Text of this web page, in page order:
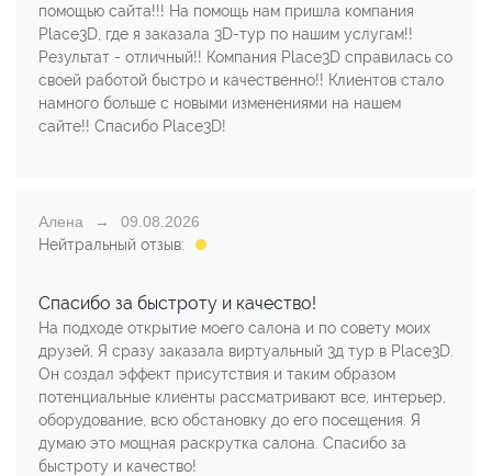
помощью сайта!!! На помощь нам пришла компания
Place3D, где я заказала 3D-тур по нашим услугам!!
Результат - отличный!! Компания Place3D справилась со
своей работой быстро и качественно!! Клиентов стало
намного больше с новыми изменениями на нашем
сайте!! Спасибо Place3D!
Алена
09.08.2026
Нейтральный отзыв:
Спасибо за быстроту и качество!
На подходе открытие моего салона и по совету моих
друзей, Я сразу заказала виртуальный 3д тур в Place3D.
Он создал эффект присутствия и таким образом
потенциальные клиенты рассматривают все, интерьер,
оборудование, всю обстановку до его посещения. Я
думаю это мощная раскрутка салона. Спасибо за
быстроту и качество!